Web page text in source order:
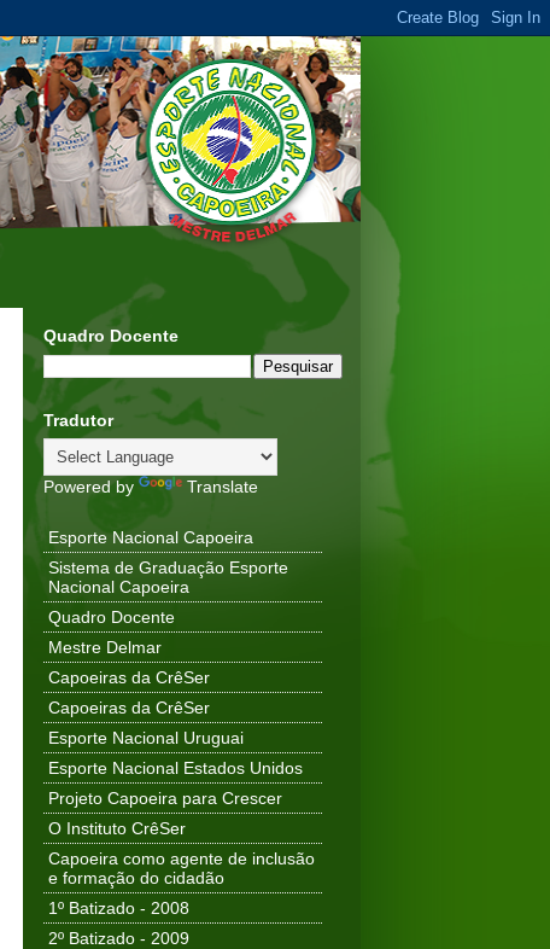
Quadro Docente
Tradutor
Powered by Translate
Esporte Nacional Capoeira
Sistema de Graduação Esporte
Nacional Capoeira
Quadro Docente
Mestre Delmar
Capoeiras da CrêSer
Capoeiras da CrêSer
Esporte Nacional Uruguai
Esporte Nacional Estados Unidos
Projeto Capoeira para Crescer
O Instituto CrêSer
Capoeira como agente de inclusão
e formação do cidadão
1º Batizado - 2008
2º Batizado - 2009